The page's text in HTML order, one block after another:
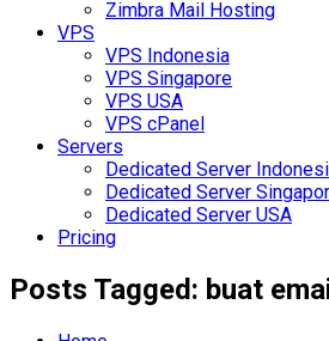
Zimbra Mail Hosting
VPS
VPS Indonesia
VPS Singapore
VPS USA
VPS cPanel
Servers
Dedicated Server
Dedicated Server
Dedicated Server USA
Pricing
Posts Tagged: buat